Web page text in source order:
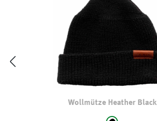
Wollmütze Heather Black